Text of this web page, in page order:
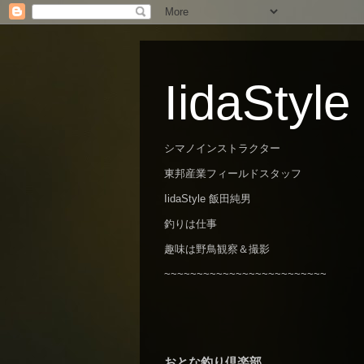
IidaStyle
シマノインストラクター
東邦産業フィールドスタッフ
IidaStyle 飯田純男
釣りは仕事
趣味は野鳥観察＆撮影
~~~~~~~~~~~~~~~~~~~~~~~~~